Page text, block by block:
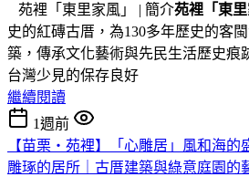
苑裡「東里家風」 | 簡介苑裡「東
史的紅磚古厝，為130多年歷史的客
築，傳承文化藝術與先民生活歷史痕
台灣少見的保存良好
繼續閱讀
1週前
【苗栗・苑裡】「心雕居」風和海
雕琢的居所｜古厝建築與綠意庭園的